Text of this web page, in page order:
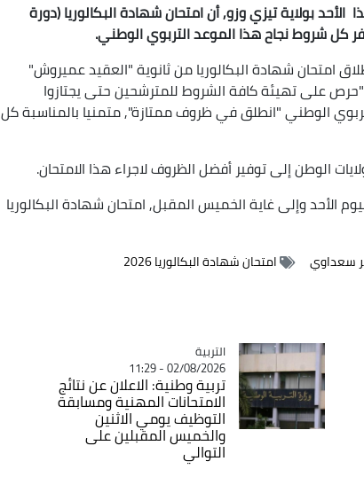
بولاية تيزي وزو, أن امتحان شهادة البكالوريا (دورة
امتحان شهادة البكالوريا من ثانوية "العقيد عميروش"
على تهيئة كافة الشروط للمترشحين حتى يجتازوا
الوطني "انطلق في ظروف ممتازة", متمنيا بالمناسبة كل
الوطن إلى توفير أفضل الظروف لاجراء هذا الامتحان.
بداية من اليوم الأحد وإلى غاية الخميس المقبل, امتحان شهادة البكالوريا
سعداوي امتحان شهادة البكالوريا 2026
Catégorie
التربية
02/08/2026 - 11:29
تربية وطنية: الاعلان عن نتائج
الامتحانات المهنية ومسابقة
التوظيف يومي الاثنين
والخميس المقبلين على
التوالي